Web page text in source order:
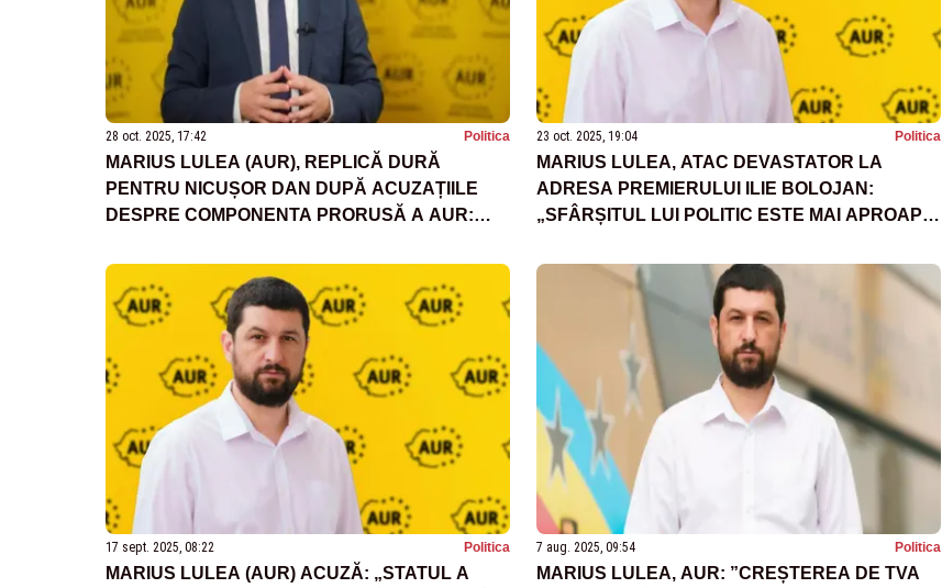
28 oct. 2025, 17:42 Politica
MARIUS LULEA (AUR), REPLICĂ DURĂ
PENTRU NICUȘOR DAN DUPĂ ACUZAȚIILE
DESPRE COMPONENTA PRORUSĂ A AUR:
23 oct. 2025, 19:04 Politica
MARIUS LULEA, ATAC DEVASTATOR LA
ADRESA PREMIERULUI ILIE BOLOJAN:
„SFÂRȘITUL LUI POLITIC ESTE MAI APROAPE
17 sept. 2025, 08:22 Politica
MARIUS LULEA (AUR) ACUZĂ: „STATUL A
7 aug. 2025, 09:54 Politica
MARIUS LULEA, AUR: ”CREȘTEREA DE TVA